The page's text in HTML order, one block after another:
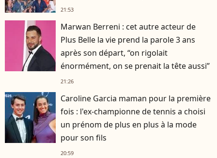
21:53
Marwan Berreni : cet autre acteur de
Plus Belle la vie prend la parole 3 ans
après son départ, “on rigolait
énormément, on se prenait la tête aussi”
21:26
Caroline Garcia maman pour la première
fois : l'ex-championne de tennis a choisi
un prénom de plus en plus à la mode
pour son fils
20:59